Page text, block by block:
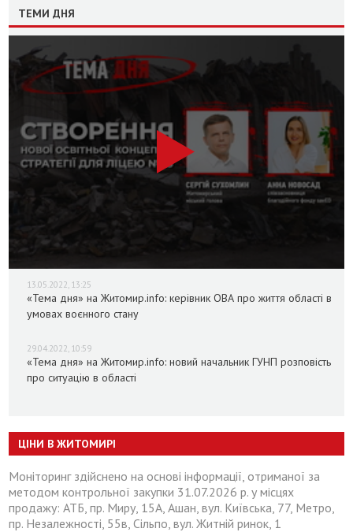
ТЕМИ ДНЯ
13.05.2022, 13:25
«Тема дня» на Житомир.info: керівник ОВА про життя області в
умовах воєнного стану
29.04.2022, 10:59
«Тема дня» на Житомир.info: новий начальник ГУНП розповість
про ситуацію в області
ЦІНИ В ЖИТОМИРІ
Моніторинг здійснено на основі інформації, отриманої за
методом контрольної закупки 31.07.2026 р. у місцях
продажу: АТБ, пр. Миру, 15А, Ашан, вул. Київська, 77, Метро,
пр. Незалежності, 55в, Сільпо, вул. Житній ринок, 1